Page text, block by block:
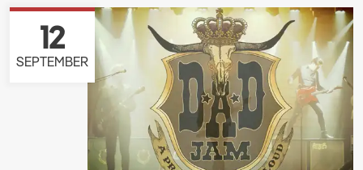
12
SEPTEMBER